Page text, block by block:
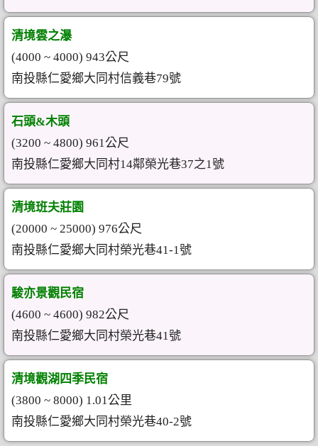
清境雲之瀑
(4000 ~ 4000) 943公尺
南投縣仁愛鄉大同村信義巷79號
石頭&木頭
(3200 ~ 4800) 961公尺
南投縣仁愛鄉大同村14鄰榮光巷37之1號
清境班夫莊園
(20000 ~ 25000) 976公尺
南投縣仁愛鄉大同村榮光巷41-1號
駿亦景觀民宿
(4600 ~ 4600) 982公尺
南投縣仁愛鄉大同村榮光巷41號
清境觀湖四季民宿
(3800 ~ 8000) 1.01公里
南投縣仁愛鄉大同村榮光巷40-2號